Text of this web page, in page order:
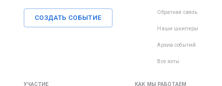
СОЗДАТЬ СОБЫТИЕ
Обратная связь
Наши шкиперы
Архив событий
Все яхты
УЧАСТИЕ КАК МЫ РАБОТАЕМ